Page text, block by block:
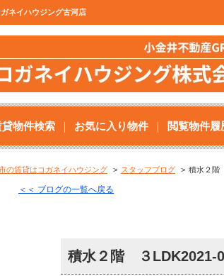
ネイハウジング古河店
貸物件検索 お気に入り物件 閲覧物件履
の賃貸はコガネイハウジング スタッフブログ 積水２
＜＜ ブログの一覧へ戻る
積水２階 ３LDK2021-